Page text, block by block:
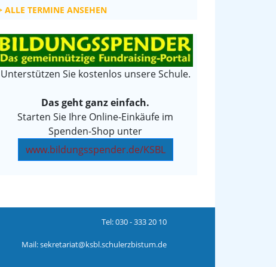
ALLE TERMINE ANSEHEN
Unterstützen Sie kostenlos unsere Schule.
Das geht ganz einfach.
Starten Sie Ihre Online-Einkäufe im
Spenden-Shop unter
www.bildungsspender.de/KSBL
Tel:030 - 333 20 10
Mail:sekretariat@ksbl.schulerzbistum.de